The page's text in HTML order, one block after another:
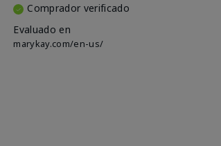
Comprador verificado
Evaluado en
marykay.com/en-us/